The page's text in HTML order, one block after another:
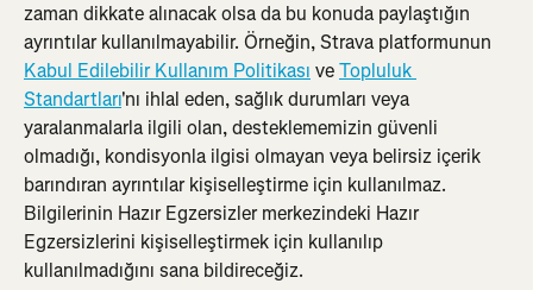
zaman dikkate alınacak olsa da bu konuda paylaştığın
ayrıntılar kullanılmayabilir. Örneğin, Strava platformunun
Kabul Edilebilir Kullanım Politikası ve Topluluk
Standartları'nı ihlal eden, sağlık durumları veya
yaralanmalarla ilgili olan, desteklememizin güvenli
olmadığı, kondisyonla ilgisi olmayan veya belirsiz içerik
barındıran ayrıntılar kişiselleştirme için kullanılmaz.
Bilgilerinin Hazır Egzersizler merkezindeki Hazır
Egzersizlerini kişiselleştirmek için kullanılıp
kullanılmadığını sana bildireceğiz.